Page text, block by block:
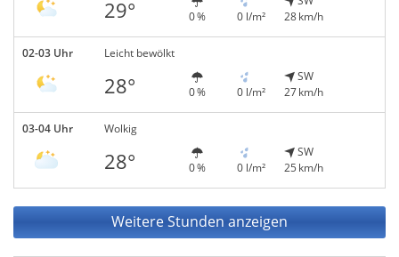
29° 0 % 0 l/m²
28 km/h
02-03 Uhr Leicht bewölkt
28° 0 % 0 l/m²
SW
27 km/h
03-04 Uhr Wolkig
28° 0 % 0 l/m²
SW
25 km/h
Weitere Stunden anzeigen